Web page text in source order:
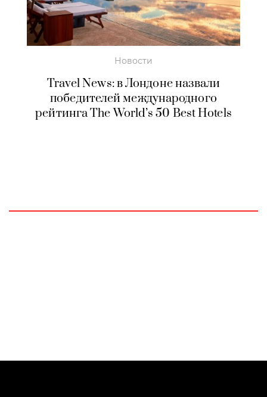
Новости
Travel News: в Лондоне назвали
победителей международного
рейтинга The World’s 50 Best Hotels